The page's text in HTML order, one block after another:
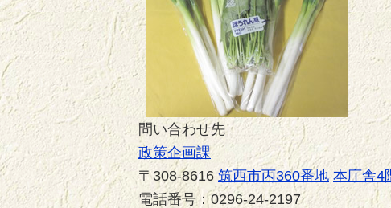
問い合わせ先
政策企画課
〒308-8616 筑西市丙360番地 本庁舎4
電話番号：0296-24-2197